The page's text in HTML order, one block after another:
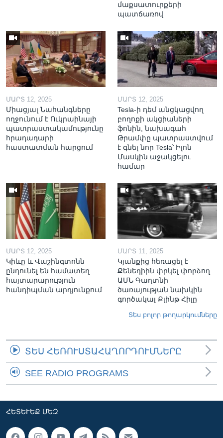
մաքսատուրքերի
պատճառով
ՄԱՐՏ 12, 2025
Միացյալ Նահանգները
ողջունում է Ուկրաինայի
պատրաստակամությունը
հրադադարի
հաստատման հարցում
ՄԱՐՏ 12, 2025
Tesla-ի դեմ անցկացվող
բողոքի ակցիաների
ֆոնին, նախագահ
Թրամփը պատրաստվում
է գնել նոր Tesla՝ Իլոն
Մասկին աջակցելու
համար
ՄԱՐՏ 12, 2025
Կիևը և Վաշինգտոնն
ընդունել են համատեղ
հայտարարություն
հանդիպման արդյունքում
ՄԱՐՏ 11, 2025
Կյանքից հեռացել է
Քենեդիին փրկել փորձող
ԱՄՆ Գաղտնի
ծառայության նախկին
գործակալ Քլինթ Հիլը
Տես բոլոր թողարկումները
ՏԵՍ ՀԵՌՈՒՍՏԱՀԱՂՈՐԴՈՒՄՆԵՐԸ
SEE RADIO PROGRAMS
ՀԵՏԵՒԵՔ ՄԵԶ